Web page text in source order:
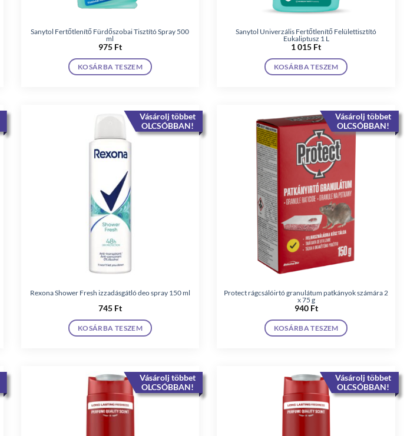
Sanytol Fertőtlenítő Fürdőszobai Tisztító Spray 500
ml
975 Ft
KOSÁRBA TESZEM
Sanytol Univerzális Fertőtlenítő Felülettisztító
Eukaliptusz 1 L
1 015 Ft
KOSÁRBA TESZEM
Vásárolj többet
OLCSÓBBAN!
Rexona Shower Fresh izzadásgátló deo spray 150 ml
745 Ft
KOSÁRBA TESZEM
Vásárolj többet
OLCSÓBBAN!
Protect rágcsálóirtó granulátum patkányok számára 2
x 75 g
940 Ft
KOSÁRBA TESZEM
Vásárolj többet
OLCSÓBBAN!
Vásárolj többet
OLCSÓBBAN!